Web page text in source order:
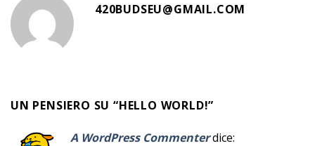
420BUDSEU@GMAIL.COM
UN PENSIERO SU “HELLO WORLD!”
A WordPress Commenterdice: